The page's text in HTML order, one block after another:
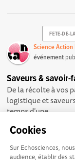
Cookies
Sur Echosciences,
audience, établir des
FETE-DE-
Science
événement
Saveurs & savoir-
De la récolte à vos
logistique et
temps d'une...